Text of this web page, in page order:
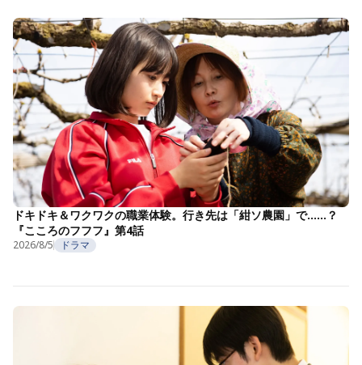
ドキドキ＆ワクワクの職業体験。行き先は「紺ソ農園」で……？
『こころのフフフ』第4話
2026/8/5 ドラマ